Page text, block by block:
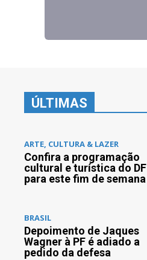
ÚLTIMAS
ARTE, CULTURA & LAZER
Confira a programação
cultural e turística do DF
para este fim de semana
BRASIL
Depoimento de Jaques
Wagner à PF é adiado a
pedido da defesa